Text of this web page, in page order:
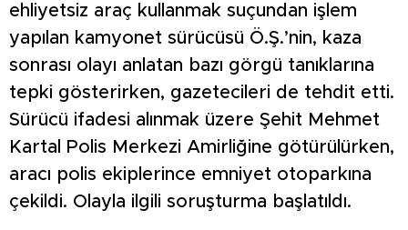
ehliyetsiz araç kullanmak suçundan işlem
yapılan kamyonet sürücüsü Ö.Ş.’nin, kaza
sonrası olayı anlatan bazı görgü tanıklarına
tepki gösterirken, gazetecileri de tehdit etti.
Sürücü ifadesi alınmak üzere Şehit Mehmet
Kartal Polis Merkezi Amirliğine götürülürken,
aracı polis ekiplerince emniyet otoparkına
çekildi. Olayla ilgili soruşturma başlatıldı.